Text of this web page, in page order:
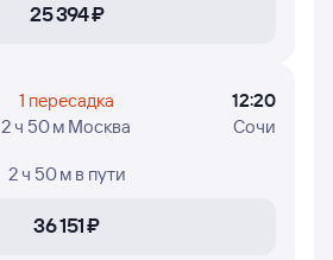
25 ⁠394 ⁠₽
1 пересадка
2 ч 50 м Москва
12:20
Сочи
2 ч 50 м в пути
36 ⁠151 ⁠₽